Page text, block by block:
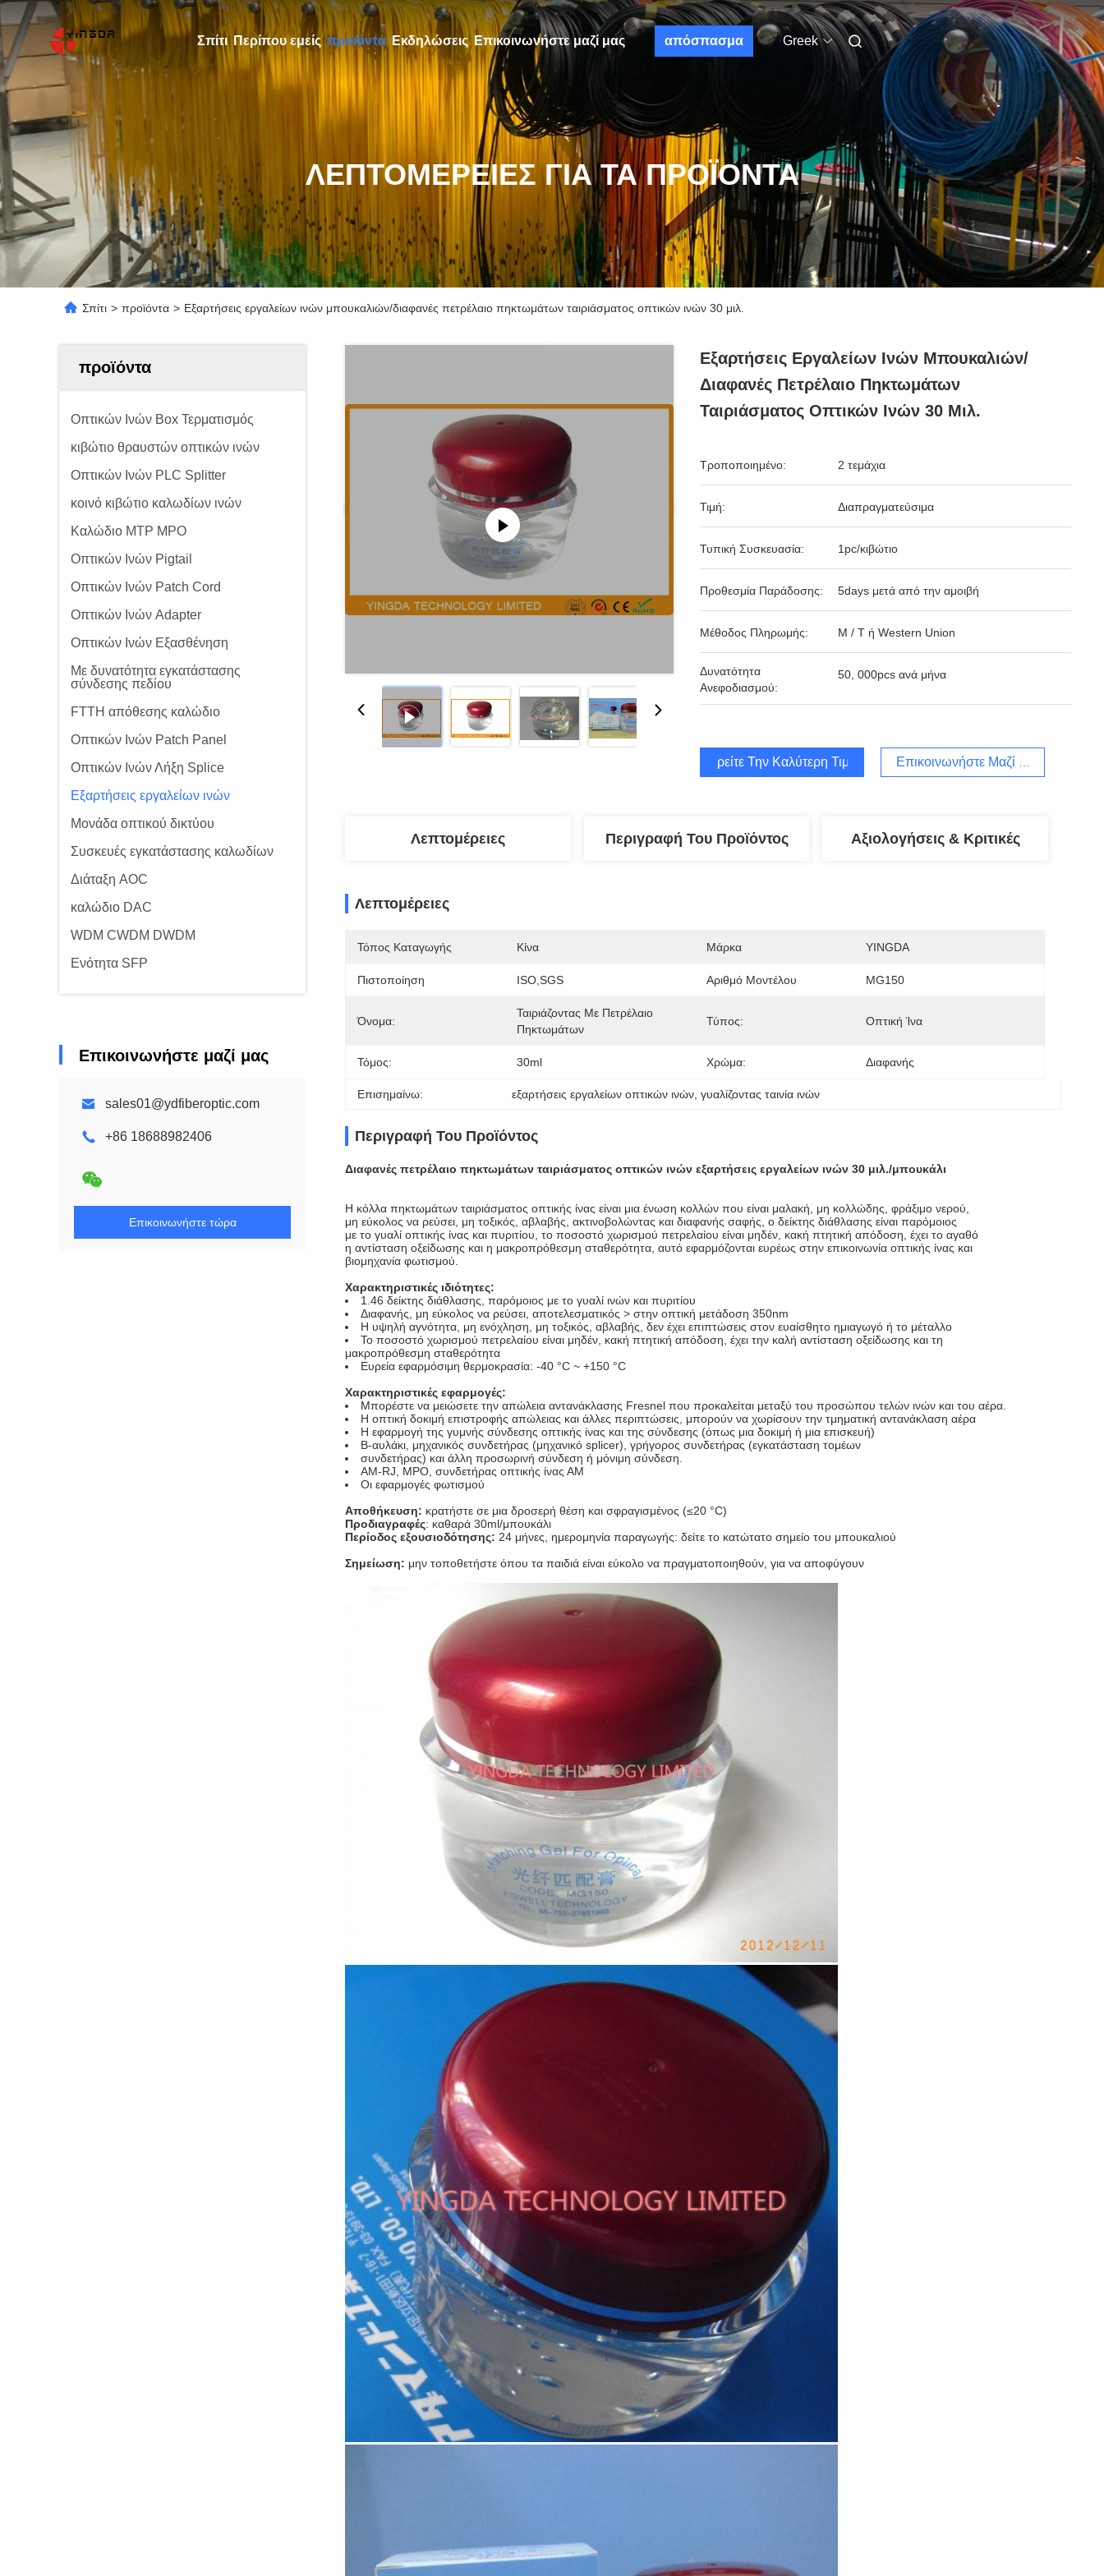
Σπίτι Περίπου εμείς προϊόντα Εκδηλώσεις Επικοινωνήστε μαζί μας απόσπασμα Greek
ΛΕΠΤΟΜΈΡΕΙΕΣ ΓΙΑ ΤΑ ΠΡΟΪΌΝΤΑ
Σπίτι > προϊόντα > Εξαρτήσεις εργαλείων ινών μπουκαλιών/διαφανές πετρέλαιο πηκτωμάτων ταιριάσματος οπτικών ινών 30 μιλ.
προϊόντα
Οπτικών Ινών Box Τερματισμός
κιβώτιο θραυστών οπτικών ινών
Οπτικών Ινών PLC Splitter
κοινό κιβώτιο καλωδίων ινών
Καλώδιο MTP MPO
Οπτικών Ινών Pigtail
Οπτικών Ινών Patch Cord
Οπτικών Ινών Adapter
Οπτικών Ινών Εξασθένηση
Με δυνατότητα εγκατάστασης
σύνδεσης πεδίου
FTTH απόθεσης καλώδιο
Οπτικών Ινών Patch Panel
Οπτικών Ινών Λήξη Splice
Εξαρτήσεις εργαλείων ινών
Μονάδα οπτικού δικτύου
Συσκευές εγκατάστασης καλωδίων
Διάταξη AOC
καλώδιο DAC
WDM CWDM DWDM
Ενότητα SFP
Επικοινωνήστε μαζί μας
sales01@ydfiberoptic.com
+86 18688982406
Επικοινωνήστε τώρα
Εξαρτήσεις Εργαλείων Ινών Μπουκαλιών/
Διαφανές Πετρέλαιο Πηκτωμάτων
Ταιριάσματος Οπτικών Ινών 30 Μιλ.
Τροποποιημένο: 2 τεμάχια
Τιμή: Διαπραγματεύσιμα
Τυπική Συσκευασία: 1pc/κιβώτιο
Προθεσμία Παράδοσης: 5days μετά από την αμοιβή
Μέθοδος Πληρωμής: Μ / Τ ή Western Union
Δυνατότητα
Ανεφοδιασμού:
50, 000pcs ανά μήνα
Βρείτε Την Καλύτερη Τιμή Επικοινωνήστε Μαζί Μας
Λεπτομέρειες Περιγραφή Του Προϊόντος Αξιολογήσεις & Κριτικές
Λεπτομέρειες
Τόπος Καταγωγής Κίνα Μάρκα YINGDA
Πιστοποίηση ISO,SGS Αριθμό Μοντέλου MG150
Όνομα:
Ταιριάζοντας Με Πετρέλαιο
Πηκτωμάτων
Τύπος: Οπτική Ίνα
Τόμος: 30ml Χρώμα: Διαφανής
Επισημαίνω: εξαρτήσεις εργαλείων οπτικών ινών , γυαλίζοντας ταινία ινών
Περιγραφή Του Προϊόντος
Διαφανές πετρέλαιο πηκτωμάτων ταιριάσματος οπτικών ινών εξαρτήσεις εργαλείων ινών 30 μιλ./μπουκάλι
Η κόλλα πηκτωμάτων ταιριάσματος οπτικής ίνας είναι μια ένωση κολλών που είναι μαλακή, μη κολλώδης, φράξιμο νερού,
μη εύκολος να ρεύσει, μη τοξικός, αβλαβής, ακτινοβολώντας και διαφανής σαφής, ο δείκτης διάθλασης είναι παρόμοιος
με το γυαλί οπτικής ίνας και πυριτίου, το ποσοστό χωρισμού πετρελαίου είναι μηδέν, κακή πτητική απόδοση, έχει το αγαθό
η αντίσταση οξείδωσης και η μακροπρόθεσμη σταθερότητα, αυτό εφαρμόζονται ευρέως στην επικοινωνία οπτικής ίνας και
βιομηχανία φωτισμού.
Χαρακτηριστικές ιδιότητες:
1.46 δείκτης διάθλασης, παρόμοιος με το γυαλί ινών και πυριτίου
Διαφανής, μη εύκολος να ρεύσει, αποτελεσματικός > στην οπτική μετάδοση 350nm
Η υψηλή αγνότητα, μη ενόχληση, μη τοξικός, αβλαβής, δεν έχει επιπτώσεις στον ευαίσθητο ημιαγωγό ή το μέταλλο
Το ποσοστό χωρισμού πετρελαίου είναι μηδέν, κακή πτητική απόδοση, έχει την καλή αντίσταση οξείδωσης και τη
μακροπρόθεσμη σταθερότητα
Ευρεία εφαρμόσιμη θερμοκρασία: -40 °C ~ +150 °C
Χαρακτηριστικές εφαρμογές:
Μπορέστε να μειώσετε την απώλεια αντανάκλασης Fresnel που προκαλείται μεταξύ του προσώπου τελών ινών και του αέρα.
Η οπτική δοκιμή επιστροφής απώλειας και άλλες περιπτώσεις, μπορούν να χωρίσουν την τμηματική αντανάκλαση αέρα
Η εφαρμογή της γυμνής σύνδεσης οπτικής ίνας και της σύνδεσης (όπως μια δοκιμή ή μια επισκευή)
Β-αυλάκι, μηχανικός συνδετήρας (μηχανικό splicer), γρήγορος συνδετήρας (εγκατάσταση τομέων
συνδετήρας) και άλλη προσωρινή σύνδεση ή μόνιμη σύνδεση.
ΑΜ-RJ, MPO, συνδετήρας οπτικής ίνας ΑΜ
Οι εφαρμογές φωτισμού
Αποθήκευση: κρατήστε σε μια δροσερή θέση και σφραγισμένος (≤20 °C)
Προδιαγραφές: καθαρά 30ml/μπουκάλι
Περίοδος εξουσιοδότησης: 24 μήνες, ημερομηνία παραγωγής: δείτε το κατώτατο σημείο του μπουκαλιού
Σημείωση: μην τοποθετήστε όπου τα παιδιά είναι εύκολο να πραγματοποιηθούν, για να αποφύγουν